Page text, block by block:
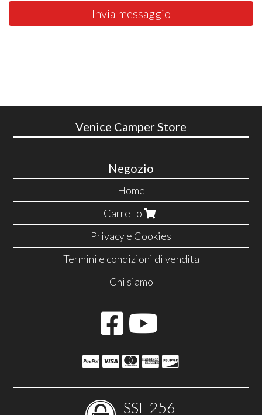
Invia messaggio
Venice Camper Store
Negozio
Home
Carrello
Privacy e Cookies
Termini e condizioni di vendita
Chi siamo
SSL-256